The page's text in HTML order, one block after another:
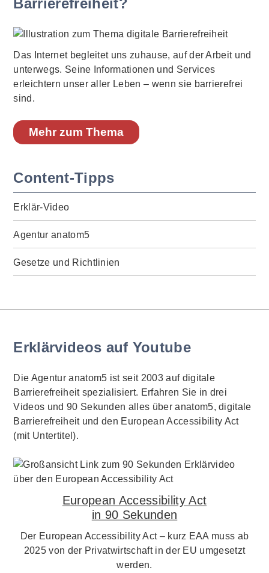
Barrierefreiheit?
Das Internet begleitet uns zuhause, auf der Arbeit und
unterwegs. Seine Informationen und Services
erleichtern unser aller Leben – wenn sie barrierefrei
sind.
Mehr zum Thema
Content-Tipps
Erklär-Video
Agentur anatom5
Gesetze und Richtlinien
Erklärvideos auf Youtube
Die Agentur anatom5 ist seit 2003 auf digitale
Barrierefreiheit spezialisiert. Erfahren Sie in drei
Videos und 90 Sekunden alles über anatom5, digitale
Barrierefreiheit und den European Accessibility Act
(mit Untertitel).
European Accessibility Act
in 90 Sekunden
Der European Accessibility Act – kurz EAA muss ab
2025 von der Privatwirtschaft in der EU umgesetzt
werden.